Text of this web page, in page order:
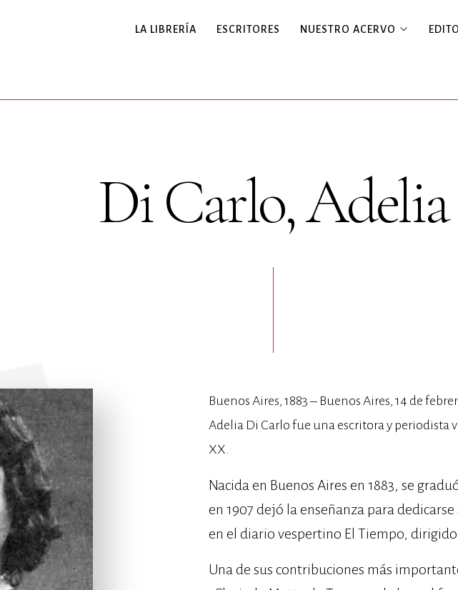
LA LIBRERÍA ESCRITORES NUESTRO ACERVO
Di Carlo, Adelia
Buenos Aires, 1883 – Buenos Aires, 14 de
Adelia Di Carlo fue una escritora y
XX.
Nacida en Buenos Aires en 1883, se
en 1907 dejó la enseñanza para
en el diario vespertino El Tiempo, dirigido
Una de sus contribuciones más